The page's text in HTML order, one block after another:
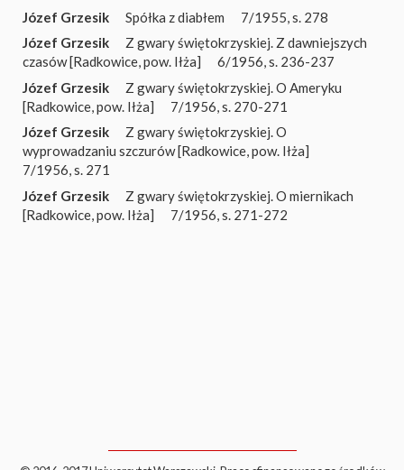
Józef Grzesik
Spółka z diabłem
7/1955, s. 278
Józef Grzesik
Z gwary świętokrzyskiej. Z dawniejszych
czasów [Radkowice, pow. Iłża]
6/1956, s. 236-237
Józef Grzesik
Z gwary świętokrzyskiej. O Ameryku
[Radkowice, pow. Iłża]
7/1956, s. 270-271
Józef Grzesik
Z gwary świętokrzyskiej. O
wyprowadzaniu szczurów [Radkowice, pow. Iłża]
7/1956, s. 271
Józef Grzesik
Z gwary świętokrzyskiej. O miernikach
[Radkowice, pow. Iłża]
7/1956, s. 271-272